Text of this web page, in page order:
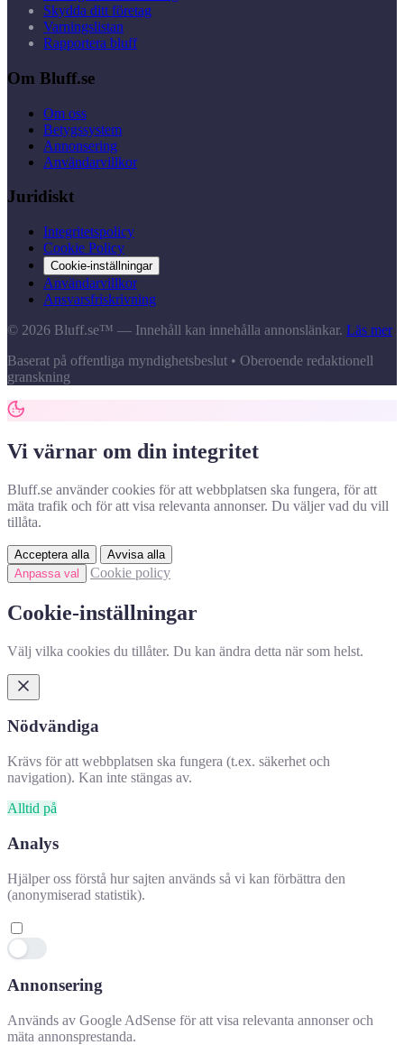
Skydda ditt företag
Varningslistan
Rapportera bluff
Om Bluff.se
Om oss
Betygssystem
Annonsering
Användarvillkor
Juridiskt
Integritetspolicy
Cookie Policy
Cookie-inställningar
Användarvillkor
Ansvarsfriskrivning
© 2026 Bluff.se™ — Innehåll kan innehålla annonslänkar. Läs mer
Baserat på offentliga myndighetsbeslut • Oberoende redaktionell
granskning
Vi värnar om din integritet
Bluff.se använder cookies för att webbplatsen ska fungera, för att
mäta trafik och för att visa relevanta annonser. Du väljer vad du vill
tillåta.
Acceptera alla
Avvisa alla
Anpassa val
Cookie policy
Cookie-inställningar
Välj vilka cookies du tillåter. Du kan ändra detta när som helst.
Nödvändiga
Krävs för att webbplatsen ska fungera (t.ex. säkerhet och
navigation). Kan inte stängas av.
Alltid på
Analys
Hjälper oss förstå hur sajten används så vi kan förbättra den
(anonymiserad statistik).
Annonsering
Används av Google AdSense för att visa relevanta annonser och
mäta annonsprestanda.